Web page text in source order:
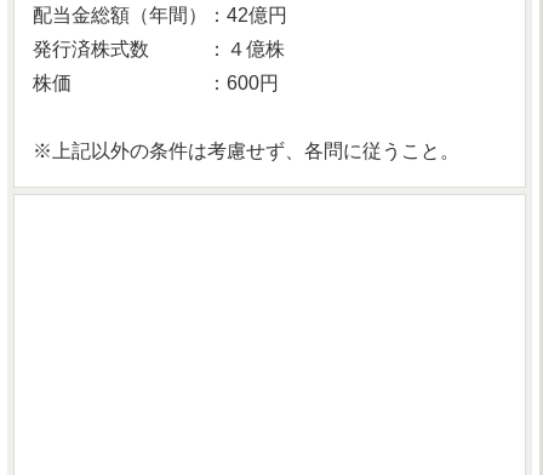
配当金総額（年間）：42億円
発行済株式数 ：４億株
株価 ：600円
※上記以外の条件は考慮せず、各問に従うこと。